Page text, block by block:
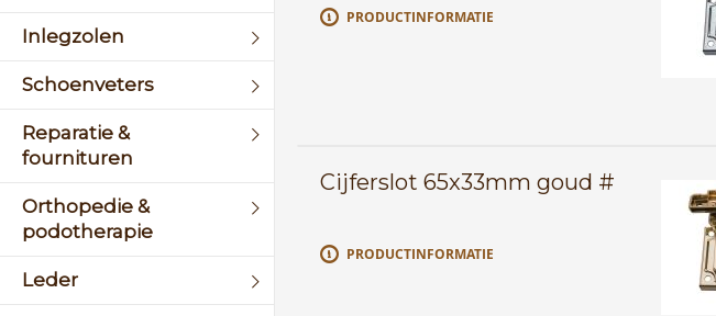
Inlegzolen
Schoenveters
Reparatie &
fournituren
Orthopedie &
podotherapie
Leder
PRODUCTINFORMATIE
Cijferslot 65x33mm goud #
PRODUCTINFORMATIE